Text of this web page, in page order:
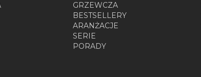
GRZEWCZA
BESTSELLERY
ARANŻACJE
SERIE
PORADY